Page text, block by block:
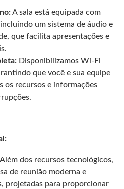
A sala está equipada com
um sistema de áudio e
que facilita apresentações e
Disponibilizamos Wi-Fi
que você e sua equipe
os recursos e informações
Além dos recursos tecnológicos,
de reunião moderna e
projetadas para proporcionar